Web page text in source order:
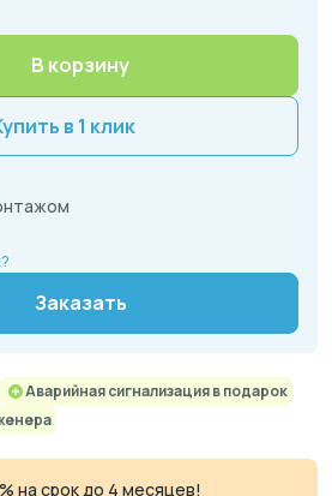
В корзину
в 1 клик
Заказать
Аварийная сигнализация в подарок
на срок до 4 месяцев!